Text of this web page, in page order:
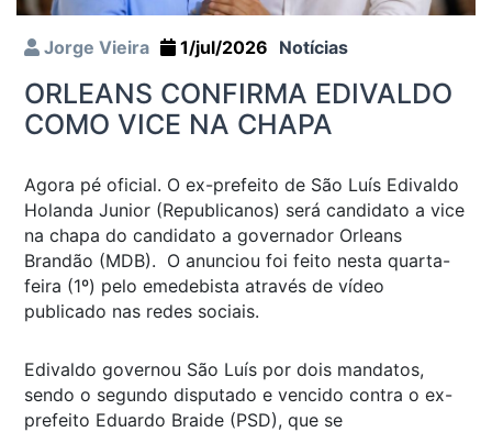
Jorge Vieira 1/jul/2026 Notícias
ORLEANS CONFIRMA EDIVALDO
COMO VICE NA CHAPA
Agora pé oficial. O ex-prefeito de São Luís Edivaldo
Holanda Junior (Republicanos) será candidato a vice
na chapa do candidato a governador Orleans
Brandão (MDB). O anunciou foi feito nesta quarta-
feira (1º) pelo emedebista através de vídeo
publicado nas redes sociais.
Edivaldo governou São Luís por dois mandatos,
sendo o segundo disputado e vencido contra o ex-
prefeito Eduardo Braide (PSD), que se